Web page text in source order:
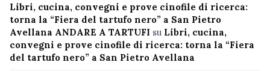
Libri, cucina, convegni e prove cinofile di ricerca:
torna la “Fiera del tartufo nero” a San Pietro
Avellana ANDARE A TARTUFI su Libri, cucina,
convegni e prove cinofile di ricerca: torna la “Fiera
del tartufo nero” a San Pietro Avellana